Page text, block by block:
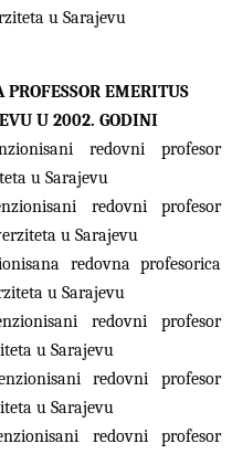
u Sarajevu
PROFESSOR EMERITUS
U 2002. GODINI
redovni profesor
u Sarajevu
redovni profesor
u Sarajevu
redovna profesorica
u Sarajevu
redovni profesor
u Sarajevu
redovni profesor
u Sarajevu
redovni profesor